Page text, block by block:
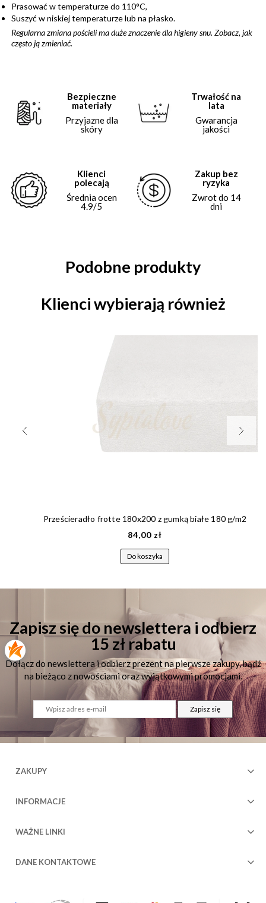
Prasować w temperaturze do 110°C,
Suszyć w niskiej temperaturze lub na płasko.
Regularna zmiana pościeli ma duże znaczenie dla higieny snu. Zobacz, jak
często ją zmieniać.
Bezpieczne
materiały
Przyjazne dla
skóry
Trwałość na
lata
Gwarancja
jakości
Klienci
polecają
Średnia ocen
4.9/5
Zakup bez
ryzyka
Zwrot do 14
dni
Podobne produkty
Klienci wybierają również
Prześcieradło frotte 180x200 z gumką białe 180 g/m2
84,00 zł
Do koszyka
Zapisz się do newslettera i odbierz
15 zł rabatu
Dołącz do newslettera i odbierz prezent na pierwsze zakupy, bądź
na bieżąco z nowościami oraz wyjątkowymi promocjami.
Zapisz się
ZAKUPY
INFORMACJE
WAŻNE LINKI
DANE KONTAKTOWE